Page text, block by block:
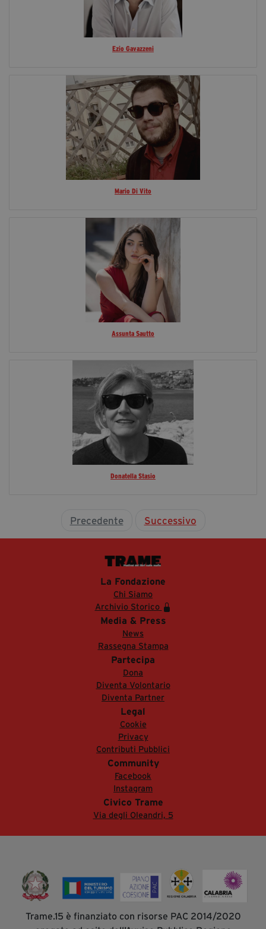
Ezio Gavazzeni
Mario Di Vito
Assunta Sautto
Donatella Stasio
Precedente Successivo
La Fondazione
Chi Siamo
Archivio Storico
Media & Press
News
Rassegna Stampa
Partecipa
Dona
Diventa Volontario
Diventa Partner
Legal
Cookie
Privacy
Contributi Pubblici
Community
Facebook
Instagram
Civico Trame
Via degli Oleandri, 5
Trame.15 è finanziato con risorse PAC 2014/2020